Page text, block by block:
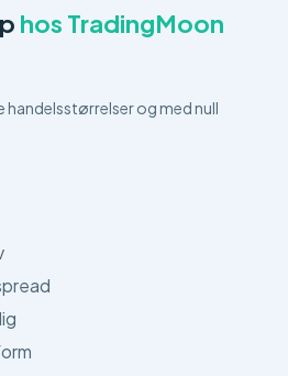
hos TradingMoon
og med null